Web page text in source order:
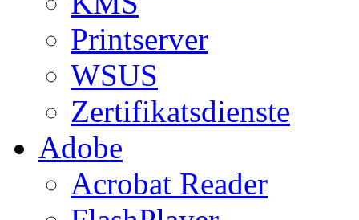
Printserver
WSUS
Zertifikatsdienste
Adobe
Acrobat Reader